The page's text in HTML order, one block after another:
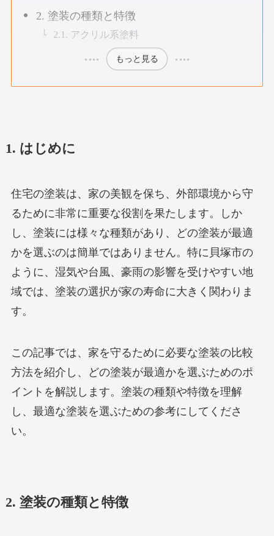
2. 塗装の種類と特徴
2.1. アクリル系塗料
もっと見る
1. はじめに
住宅の塗装は、家の美観を保ち、外部環境から守
るために非常に重要な役割を果たします。しか
し、塗装には様々な種類があり、どの塗装が最適
かを選ぶのは簡単ではありません。特に貝塚市の
ように、湿気や台風、豪雨の影響を受けやすい地
域では、塗装の選択が家の寿命に大きく関わりま
す。
この記事では、家を守るために必要な塗装の比較
方法を紹介し、どの塗装が最適かを選ぶためのポ
イントを解説します。塗装の種類や特徴を理解
し、最適な塗装を選ぶための参考にしてくださ
い。
2. 塗装の種類と特徴